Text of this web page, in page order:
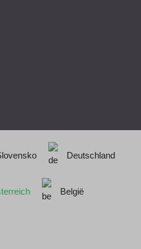
Deutschland
België